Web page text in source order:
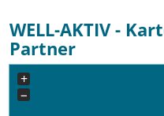
WELL-AKTIV -
Partner
+
−